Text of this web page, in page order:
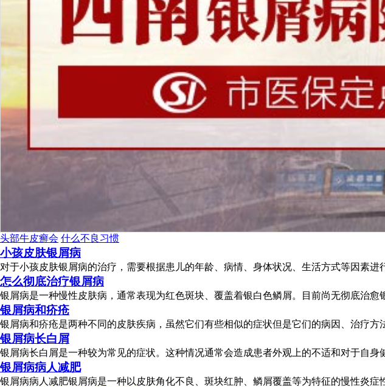
头部牛皮癣会 什么不良习惯
小孩皮肤银屑病
对于小孩皮肤银屑病的治疗，需要根据患儿的年龄、病情、身体状况、生活方式等因素
怎么彻底治疗银屑病
银屑病是一种慢性皮肤病，通常表现为红色斑块、覆盖着银白色鳞屑。目前尚无彻底治
银屑病和疥疮
银屑病和疥疮是两种不同的皮肤疾病，虽然它们有些相似的症状但是它们的病因、治疗
银屑病长白屑
银屑病长白屑是一种较为常见的症状。这种情况通常会造成患者外观上的不适和对于自
银屑病病人减肥
银屑病病人减肥银屑病是一种以皮肤角化不良、斑块红肿、鳞屑覆盖等为特征的慢性炎